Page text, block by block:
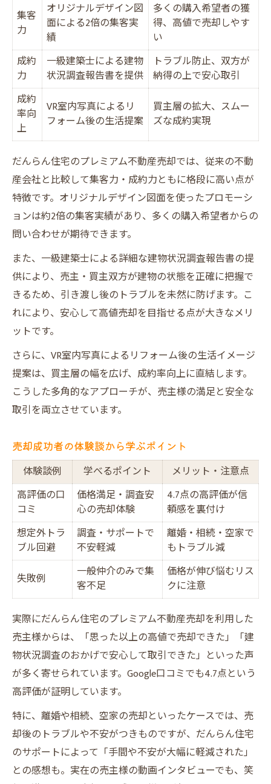
集客
力
オリジナルデザイン図
面による2倍の集客実
績
多くの購入希望者の獲
得、高値で売却しやす
い
成約
力
一級建築士による建物
状況調査報告書を提供
トラブル防止、双方が
納得の上で安心取引
成約
率向
上
VR室内写真によるリ
フォーム後の生活提案
買主層の拡大、スムー
ズな成約実現
だんらん住宅のプレミアム不動産売却では、従来の不動
産会社と比較して集客力・成約力ともに格段に高い点が
特徴です。オリジナルデザイン図面を使ったプロモーシ
ョンは約2倍の集客実績があり、多くの購入希望者からの
問い合わせが期待できます。
また、一級建築士による詳細な建物状況調査報告書の提
供により、売主・買主双方が建物の状態を正確に把握で
きるため、引き渡し後のトラブルを未然に防げます。こ
れにより、安心して高値売却を目指せる点が大きなメリ
ットです。
さらに、VR室内写真によるリフォーム後の生活イメージ
提案は、買主層の幅を広げ、成約率向上に直結します。
こうした多角的なアプローチが、売主様の満足と安全な
取引を両立させています。
売却成功者の体験談から学ぶポイント
体験談例 学べるポイント
メリット・注意点
高評価の口
コミ
価格満足・調査安
心の売却体験
4.7点の高評価が信
頼感を裏付け
想定外トラ
ブル回避
調査・サポートで
不安軽減
離婚・相続・空家で
もトラブル減
失敗例
一般仲介のみで集
客不足
価格が伸び悩むリス
クに注意
実際にだんらん住宅のプレミアム不動産売却を利用した
売主様からは、「思った以上の高値で売却できた」「建
物状況調査のおかげで安心して取引できた」といった声
が多く寄せられています。Google口コミでも4.7点という
高評価が証明しています。
特に、離婚や相続、空家の売却といったケースでは、売
却後のトラブルや不安がつきものですが、だんらん住宅
のサポートによって「手間や不安が大幅に軽減された」
との感想も。実在の売主様の動画インタビューでも、笑